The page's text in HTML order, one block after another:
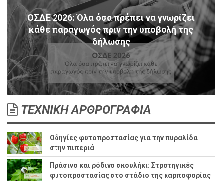
ΟΣΔΕ 2026: Όλα όσα πρέπει να γνωρίζει
κάθε παραγωγός πριν την υποβολή της
δήλωσης
ΤΕΧΝΙΚΗ ΑΡΘΡΟΓΡΑΦΙΑ
Οδηγίες φυτοπροστασίας για την πυραλίδα
στην πιπεριά
Πράσινο και ρόδινο σκουλήκι: Στρατηγικές
φυτοπροστασίας στο στάδιο της καρποφορίας